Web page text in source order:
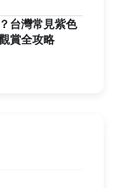
台灣常見紫色
賞全攻略